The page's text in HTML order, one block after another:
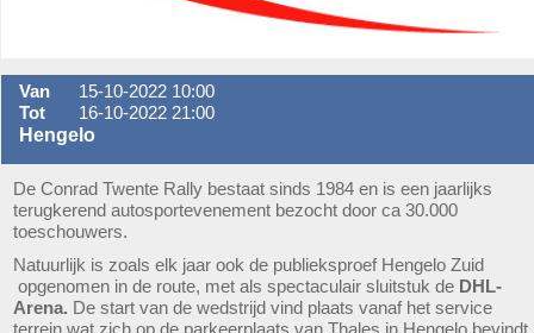
Van
15-10-2022 10:00
Tot
16-10-2022 21:00
Hengelo
De Conrad Twente Rally bestaat sinds 1984 en is een jaarlijks
terugkerend autosportevenement bezocht door ca 30.000
toeschouwers.
Natuurlijk is zoals elk jaar ook de publieksproef Hengelo Zuid
opgenomen in de route, met als spectaculair sluitstuk de DHL-
Arena. De start van de wedstrijd vind plaats vanaf het service
terrein wat zich op de parkeerplaats van Thales in Hengelo bevindt.